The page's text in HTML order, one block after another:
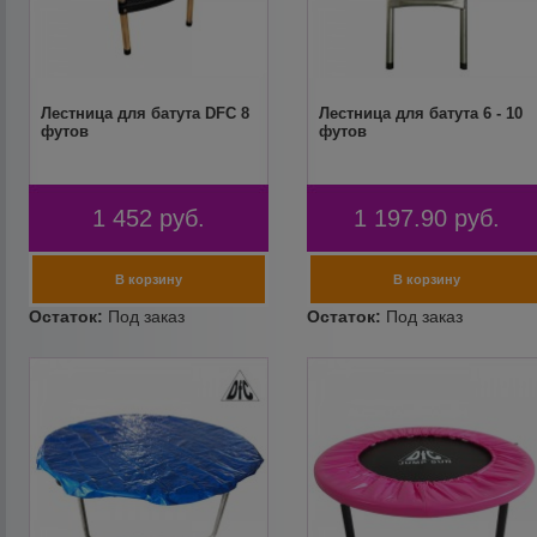
Лестница для батута DFC 8
футов
1 452 руб.
Лестница для батута 6 - 10
футов
1 197.90 руб.